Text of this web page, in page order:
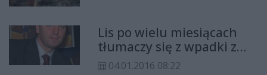
Lis po wielu miesiącach
tłumaczy się z wpadki z
Dudą.
04.01.2016 08:22